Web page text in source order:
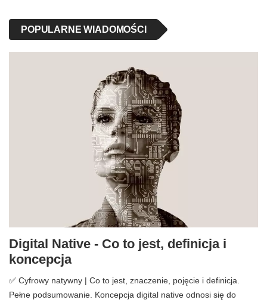
POPULARNE WIADOMOŚCI
Digital Native - Co to jest, definicja i
koncepcja
✅ Cyfrowy natywny | Co to jest, znaczenie, pojęcie i definicja.
Pełne podsumowanie. Koncepcja digital native odnosi się do